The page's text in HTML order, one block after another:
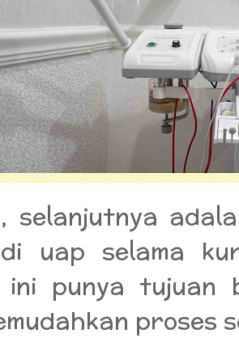
, selanjutnya
uap selama
ini punya tujuan
proses